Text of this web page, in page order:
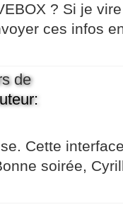
? Si je
ces infos
de
Cette
soirée,